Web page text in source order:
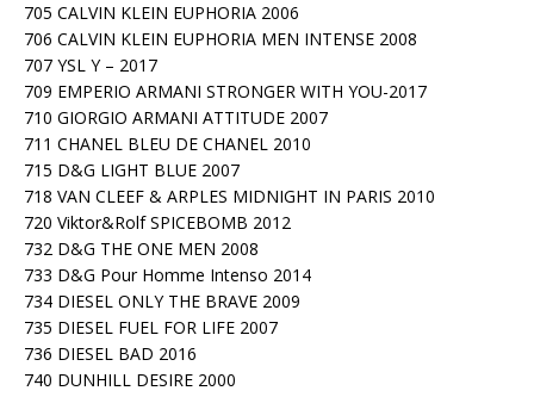
705 CALVIN KLEIN EUPHORIA 2006
706 CALVIN KLEIN EUPHORIA MEN INTENSE 2008
707 YSL Y – 2017
709 EMPERIO ARMANI STRONGER WITH YOU-2017
710 GIORGIO ARMANI ATTITUDE 2007
711 CHANEL BLEU DE CHANEL 2010
715 D&G LIGHT BLUE 2007
718 VAN CLEEF & ARPLES MIDNIGHT IN PARIS 2010
720 Viktor&Rolf SPICEBOMB 2012
732 D&G THE ONE MEN 2008
733 D&G Pour Homme Intenso 2014
734 DIESEL ONLY THE BRAVE 2009
735 DIESEL FUEL FOR LIFE 2007
736 DIESEL BAD 2016
740 DUNHILL DESIRE 2000